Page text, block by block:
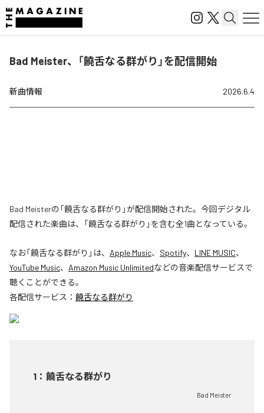
Bad Meister、「饒舌なる群がり」を配信開始
新曲情報 2026.6.4
Bad Meisterの「饒舌なる群がり」が配信開始された。今回デジタル
配信された楽曲は、「饒舌なる群がり」を含む全1曲となっている。
なお「饒舌なる群がり 」は、 Apple Music、 Spotify、 LINE MUSIC、
YouTube Music、 Amazon Music Unlimitedなどの音楽配信サービスで
聴くことができる。
各配信サービス： 饒舌なる群がり
1 ： 饒舌なる群がり
Bad Meister